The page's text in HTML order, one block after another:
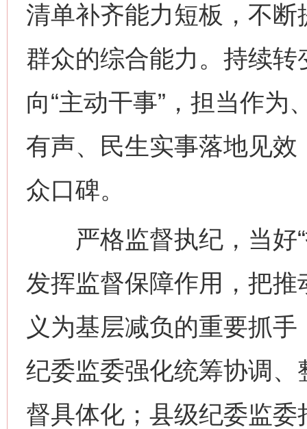
清单补齐能力短板，不
群众的综合能力。持续转
向“主动干事”，担当作
有声、民生实事落地见
众口碑。
严格监督执纪，当好“
发挥监督保障作用，把
义为基层减负的重要抓
纪委监委强化统筹协调
督具体化；县级纪委监委